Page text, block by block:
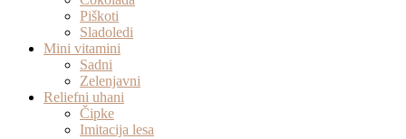
Piškoti
Sladoledi
Mini vitamini
Sadni
Zelenjavni
Reliefni uhani
Čipke
Imitacija lesa